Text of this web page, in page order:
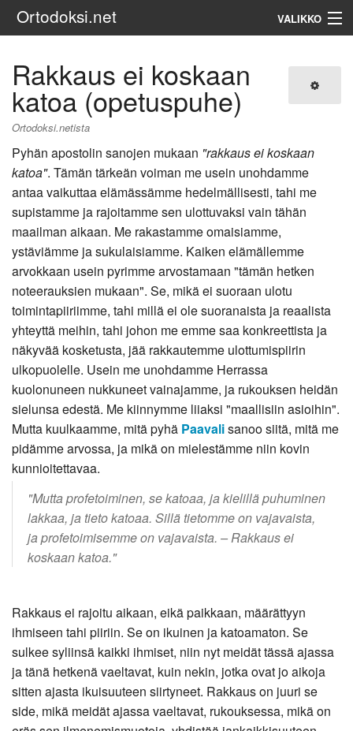
Ortodoksi.net VALIKKO
Haku
Rakkaus ei koskaan
katoa (opetuspuhe)
Ortodoksi.netista
Pyhän apostolin sanojen mukaan "rakkaus ei koskaan
katoa". Tämän tärkeän voiman me usein unohdamme
antaa vaikuttaa elämässämme hedelmällisesti, tahi me
supistamme ja rajoitamme sen ulottuvaksi vain tähän
maailman aikaan. Me rakastamme omaisiamme,
ystäviämme ja sukulaisiamme. Kaiken elämällemme
arvokkaan usein pyrimme arvostamaan "tämän hetken
noteerauksien mukaan". Se, mikä ei suoraan ulotu
toimintapiiriimme, tahi millä ei ole suoranaista ja reaalista
yhteyttä meihin, tahi johon me emme saa konkreettista ja
näkyvää kosketusta, jää rakkautemme ulottumispiirin
ulkopuolelle. Usein me unohdamme Herrassa
kuolonuneen nukkuneet vainajamme, ja rukouksen heidän
sielunsa edestä. Me kiinnymme liiaksi "maallisiin asioihin".
Mutta kuulkaamme, mitä pyhä Paavalisanoo siitä, mitä me
pidämme arvossa, ja mikä on mielestämme niin kovin
kunnioitettavaa.
"Mutta profetoiminen, se katoaa, ja kielillä puhuminen
lakkaa, ja tieto katoaa. Sillä tietomme on vajavaista,
ja profetoimisemme on vajavaista. – Rakkaus ei
koskaan katoa."
Rakkaus ei rajoitu aikaan, eikä paikkaan, määrättyyn
ihmiseen tahi piiriin. Se on ikuinen ja katoamaton. Se
sulkee syliinsä kaikki ihmiset, niin nyt meidät tässä ajassa
ja tänä hetkenä vaeltavat, kuin nekin, jotka ovat jo aikoja
sitten ajasta ikuisuuteen siirtyneet. Rakkaus on juuri se
side, mikä meidät ajassa vaeltavat, rukouksessa, mikä on